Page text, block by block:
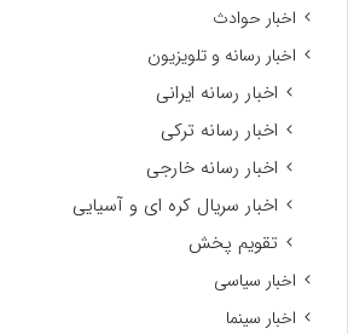
اخبار حوادث
اخبار رسانه و تلویزیون
اخبار رسانه ایرانی
اخبار رسانه ترکی
اخبار رسانه خارجی
اخبار سریال کره ای و آسیایی
تقویم پخش
اخبار سیاسی
اخبار سینما